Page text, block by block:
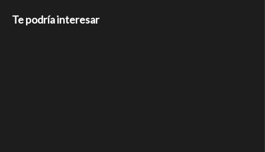
Te podría interesar